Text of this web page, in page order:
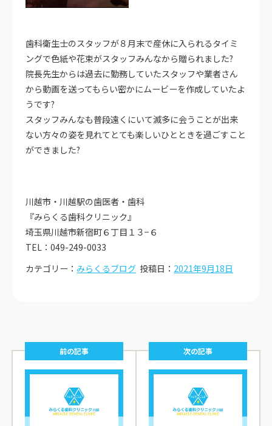
歯科衛生士のスタッフが８月末で産休に入られるタイミ
ングで色紙や花束がスタッフみんなから贈られました?
院長先生からは過去に勤務していたスタッフや業者さん
から動画を送ってもらい密かにムービーを作成していたよ
うです?
スタッフみんなも普段遠くにいて滅多に会うことが出来
ない方々の姿を見れてとても楽しいひとときを過ごすこと
ができました?
川越市・川越駅の歯医者・歯科
『みらくる歯科クリニック』
埼玉県川越市新宿町６丁目１３−６
TEL：049-249-0033
カテゴリー： みらくるブログ 投稿日： 2021年9月18日
前の記事 次の記事